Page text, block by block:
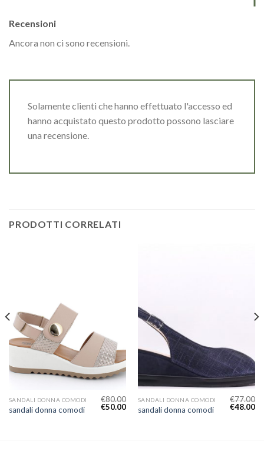
Recensioni
Ancora non ci sono recensioni.
Solamente clienti che hanno effettuato l'accesso ed
hanno acquistato questo prodotto possono lasciare
una recensione.
PRODOTTI CORRELATI
SANDALI DONNA COMODI
sandali donna comodi
€80.00
€50.00
SANDALI DONNA COMODI
sandali donna comodi
€77.00
€48.00